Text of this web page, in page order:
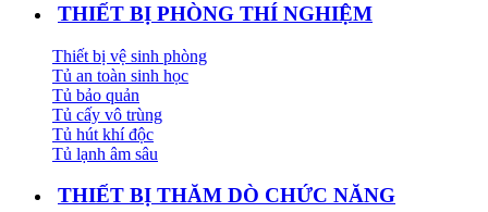
THIẾT BỊ PHÒNG THÍ NGHIỆM
Thiết bị vệ sinh phòng
Tủ an toàn sinh học
Tủ bảo quản
Tủ cấy vô trùng
Tủ hút khí độc
Tủ lạnh âm sâu
THIẾT BỊ THĂM DÒ CHỨC NĂNG